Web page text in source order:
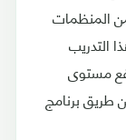
المنظمات
التدريب
رفع مستوى
طريق برنامج